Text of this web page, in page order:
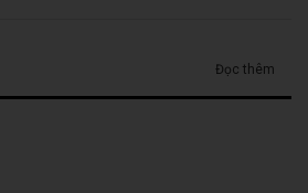
Đọc thêm